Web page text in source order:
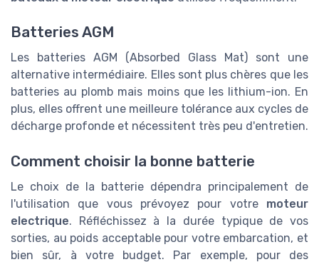
Batteries AGM
Les batteries AGM (Absorbed Glass Mat) sont une
alternative intermédiaire. Elles sont plus chères que les
batteries au plomb mais moins que les lithium-ion. En
plus, elles offrent une meilleure tolérance aux cycles de
décharge profonde et nécessitent très peu d'entretien.
Comment choisir la bonne batterie
Le choix de la batterie dépendra principalement de
l'utilisation que vous prévoyez pour votre moteur
electrique. Réfléchissez à la durée typique de vos
sorties, au poids acceptable pour votre embarcation, et
bien sûr, à votre budget. Par exemple, pour des